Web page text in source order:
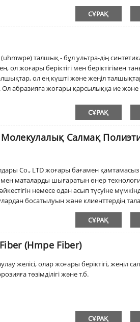
СҰРАҚ
талшық - бұл ультра-дің
жоғары беріктігі мен беріктігімен
ол ең күшті және жеңіл
Ол абразияға жоғары қарсылыққа ие және
икемді және температура мен қатал
СҰРАҚ
Салмақ
Co., LTD жоғары бағамен қамтамасыз
мен маталарды шығаратын өнер
немесе одан асып түсуіне
босатылуын және клиенттердің
СҰРАҚ
(Hmpe Fiber)
желісі, олар жоғары беріктігі, жеңіл
төзімділігі және т.б.
СҰРАҚ